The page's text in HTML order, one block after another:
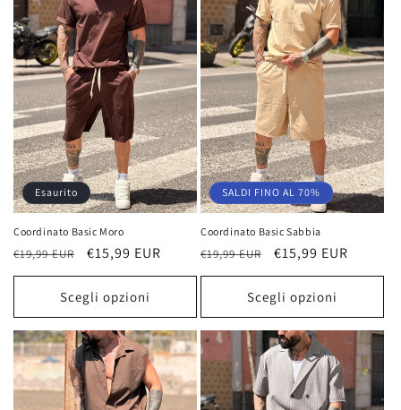
Esaurito
Coordinato Basic Moro
Prezzo
di
€19,99 EUR
Prezzo
scontato
€15,99 EUR
Scegli opzioni
SALDI FINO AL 70%
Coordinato Basic Sabbia
Prezzo
di
€19,99 EUR
Prezzo
scontato
€15,99 EUR
Scegli opzioni